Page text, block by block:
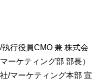
行役員CMO 兼 株式会
ーケティング部 部長）
/マーケティング本部 宣